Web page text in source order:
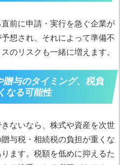
前に申請・実行を急ぐ企業が
想され、それによって準備不
のリスクも一緒に増えます。
贈与のタイミング、税負
なる可能性
ないなら、株式や資産を次世
与税・相続税の負担が重くな
ます。税額を低めに抑えるた